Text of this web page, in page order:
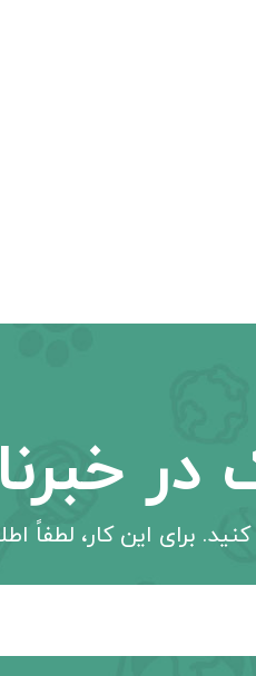
در
برای این کار، لطفاً